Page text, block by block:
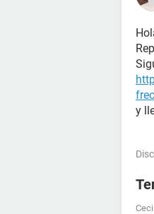
y
Ceci